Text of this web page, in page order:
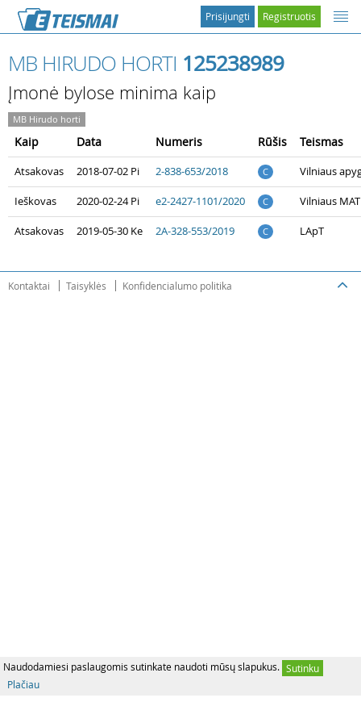
Naudodamiesi paslaugomis sutinkate naudoti mūsų slapukus. Sutinku
Plačiau
Registruotis
Prisijungti
MB HIRUDO HORTI 125238989
Įmonė bylose minima kaip
MB Hirudo horti
Kaip Data Numeris Rūšis Teismas
Atsakovas 2018-07-02 Pi 2-838-653/2018 C Vilniaus
Ieškovas 2020-02-24 Pi e2-2427-1101/2020 C Vilniaus MAT
Atsakovas 2019-05-30 Ke 2A-328-553/2019 C LApT
Kontaktai Taisyklės Konfidencialumo politika